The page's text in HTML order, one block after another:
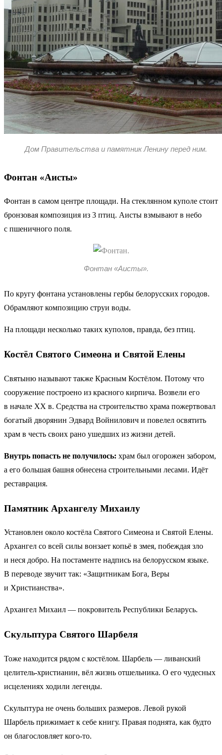
Дом Правительства и памятник Ленину перед ним.
Фонтан «Аисты»
Фонтан в самом центре площади. На стеклянном куполе стоит
бронзовая композиция из 3 птиц. Аисты взмывают в небо
с пшеничного поля.
Фонтан «Аисты».
По кругу фонтана установлены гербы белорусских городов.
Обрамляют композицию струи воды.
На площади несколько таких куполов, правда, без птиц.
Костёл Святого Симеона и Святой Елены
Святыню называют также Красным Костёлом. Потому что
сооружение построено из красного кирпича. Возвели его
в начале XX в. Средства на строительство храма пожертвовал
богатый дворянин Эдвард Войнилович и повелел освятить
храм в честь своих рано ушедших из жизни детей.
Внутрь попасть не получилось: храм был огорожен забором,
а его большая башня обнесена строительными лесами. Идёт
реставрация.
Памятник Архангелу Михаилу
Установлен около костёла Святого Симеона и Святой Елены.
Архангел со всей силы вонзает копьё в змея, побеждая зло
и неся добро. На постаменте надпись на белорусском языке.
В переводе звучит так: «Защитникам Бога, Веры
и Христианства».
Архангел Михаил — покровитель Республики Беларусь.
Скульптура Святого Шарбеля
Тоже находится рядом с костёлом. Шарбель — ливанский
целитель-христианин, вёл жизнь отшельника. О его чудесных
исцелениях ходили легенды.
Скульптура не очень больших размеров. Левой рукой
Шарбель прижимает к себе книгу. Правая поднята, как будто
он благословляет кого-то.